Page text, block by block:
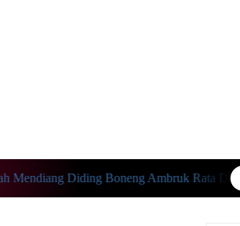
Diding Boneng Ambruk Rata Dengan